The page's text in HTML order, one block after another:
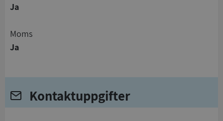
Ja
Moms
Ja
Kontaktuppgifter